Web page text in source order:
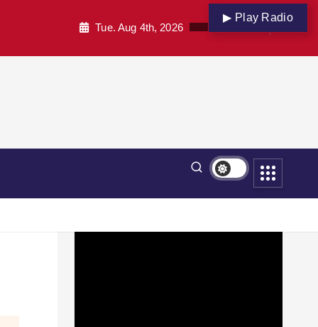
▶ Play Radio
Tue. Aug 4th, 2026